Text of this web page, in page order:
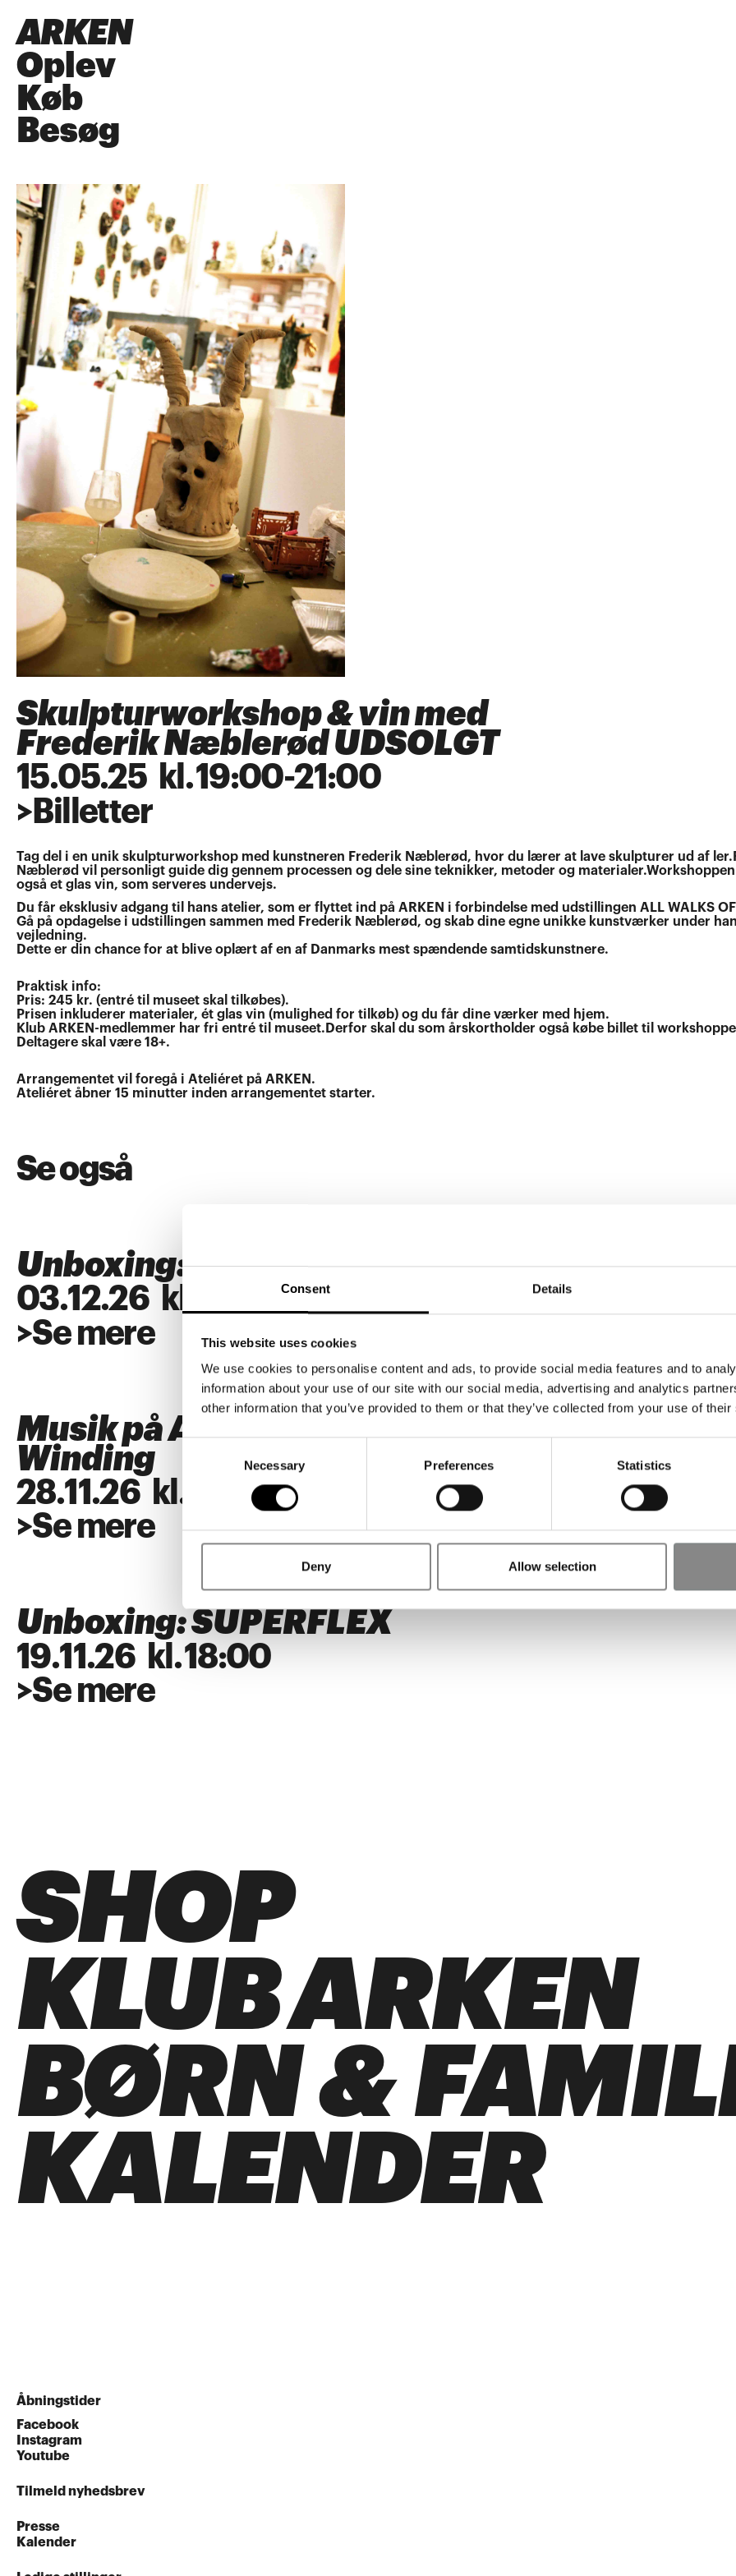
Consent Details
This website uses cookies
We use cookies to personalise content and ads, to provide social media features and to
information about your use of our site with our social media, advertising and analytics
other information that you’ve provided to them or that they’ve collected from your use of
Necessary Preferences Statistics
Deny Allow selection
ARKEN
Oplev
Køb
Besøg
Skulpturworkshop & vin med
Frederik Næblerød UDSOLGT
15.05.25 kl.19:00-21:00
> Billetter
Tag del i en unik skulpturworkshop med kunstneren Frederik Næblerød, hvor du lærer at lave skulpturer ud af
Næblerød vil personligt guide dig gennem processen og dele sine teknikker, metoder og
også et glas vin, som serveres undervejs.
Du får eksklusiv adgang til hans atelier, som er flyttet ind på ARKEN i forbindelse med udstillingen ALL WALKS OF
Gå på opdagelse i udstillingen sammen med Frederik Næblerød, og skab dine egne unikke kunstværker under
vejledning.
Dette er din chance for at blive oplært af en af Danmarks mest spændende samtidskunstnere.
Praktisk info:
Pris: 245 kr. (entré til museet skal tilkøbes).
Prisen inkluderer materialer, ét glas vin (mulighed for tilkøb) og du får dine værker med hjem.
Klub ARKEN-medlemmer har fri entré til museet.Derfor skal du som årskortholder også købe billet til
Deltagere skal være 18+.
Arrangementet vil foregå i Ateliéret på ARKEN.
Ateliéret åbner 15 minutter inden arrangementet starter.
Se også
Unboxing: SUPERFLEX
03.12.26 kl.
18:00
>Se mere
Musik på ARKEN: Alberte
Winding
28.11 .26 kl.
18:00
>Se mere
Unboxing: SUPERFLEX
19.11 .26 kl.18:00
>Se mere
SHOP
KLUB ARKEN
BØRN &
KALENDER
Åbningstider
Facebook
Instagram
Youtube
Tilmeld nyhedsbrev
Presse
Kalender